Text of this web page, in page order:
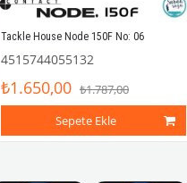
Tackle House Node 150F No: 06
4515744055132
₺1.650,00 ₺1.787,00
Sepete Ekle